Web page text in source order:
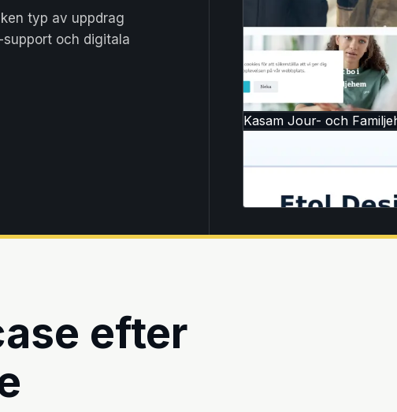
typ av uppdrag
och digitala
Kasam Jour- och
efter